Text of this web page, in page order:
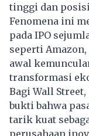
tinggi dan
Fenomena ini
pada IPO
seperti Amazon,
awal
transformasi
Bagi Wall
bukti bahwa
tarik kuat
perusahaan